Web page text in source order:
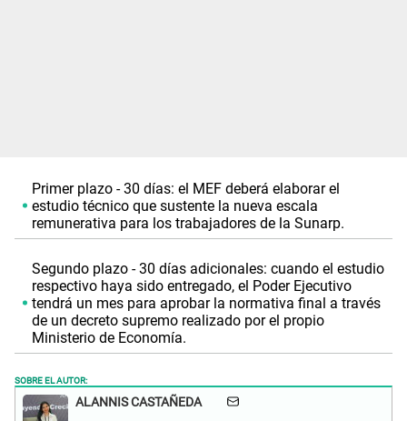
Primer plazo - 30 días: el MEF deberá elaborar el
estudio técnico que sustente la nueva escala
remunerativa para los trabajadores de la Sunarp.
Segundo plazo - 30 días adicionales: cuando el estudio
respectivo haya sido entregado, el Poder Ejecutivo
tendrá un mes para aprobar la normativa final a través
de un decreto supremo realizado por el propio
Ministerio de Economía.
SOBRE EL AUTOR:
ALANNIS CASTAÑEDA